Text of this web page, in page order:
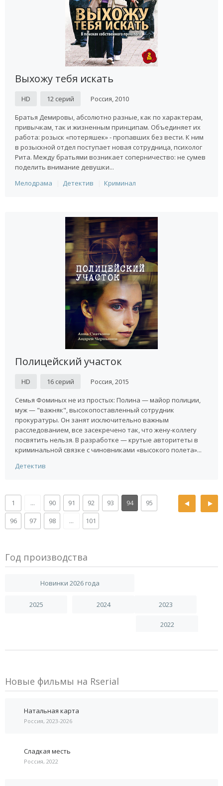
Выхожу тебя искать
HD 12 серий Россия, 2010
Братья Демировы, абсолютно разные, как по характерам,
привычкам, так и жизненным принципам. Объединяет их
работа: розыск «потеряшек» - пропавших без вести. К ним
в розыскной отдел поступает новая сотрудница, психолог
Рита. Между братьями возникает соперничество: не сумев
поделить внимание девушки...
Мелодрама
Детектив Криминал
Полицейский участок
HD 16 серий Россия, 2015
Семья Фоминых не из простых: Полина — майор полиции,
муж — "важняк", высокопоставленный сотрудник
прокуратуры. Он занят исключительно важным
расследованием, все засекречено так, что жену-коллегу
посвятить нельзя. В разработке — крутые авторитеты в
криминальной связке с чиновниками «высокого полета»...
Детектив
1 ... 90 91 92 93 94
95
96
97 98 ... 101
Год производства
Новинки 2026 года
2025 2024 2023
2022
Новые фильмы на Rserial
Натальная карта
Россия, 2023-2026
Сладкая месть
Россия, 2022